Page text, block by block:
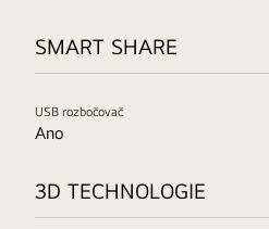
SMART SHARE
USB rozbočovač
Ano
3D TECHNOLOGIE